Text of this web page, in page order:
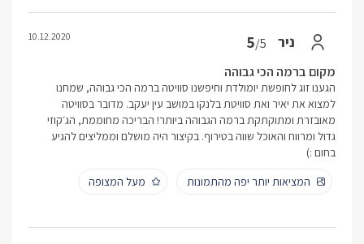
ניר 5/5
10.12.2020
מקום ברמה הכי גבוהה
הגענו זוג לחופשת יומולדת וחיפשנו סוויטה ברמה הכי גבוהה, שמחנו
למצוא את יאיר ואת סוויטת בלנקו במושב עין יעקב. מדובר בסוויטה
מאובזרת ומתוקתקת ברמה הגבוהה ביותר! הבריכה מחוממת, הג׳קוזי
גדול ומרווח והאוכל שווה בטירוף. בקיצור היה מושלם וממליצים להגיע
בחום :)
המציאות יותר יפה מהתמונות
מעל המצופה